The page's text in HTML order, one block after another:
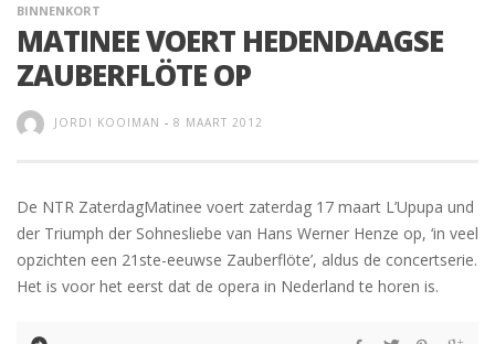
BINNENKORT
MATINEE VOERT HEDENDAAGSE
ZAUBERFLÖTE OP
JORDI KOOIMAN - 8 MAART 2012
De NTR ZaterdagMatinee voert zaterdag 17 maart L’Upupa und
der Triumph der Sohnesliebe van Hans Werner Henze op, ‘in veel
opzichten een 21ste-eeuwse Zauberflöte’, aldus de concertserie.
Het is voor het eerst dat de opera in Nederland te horen is.